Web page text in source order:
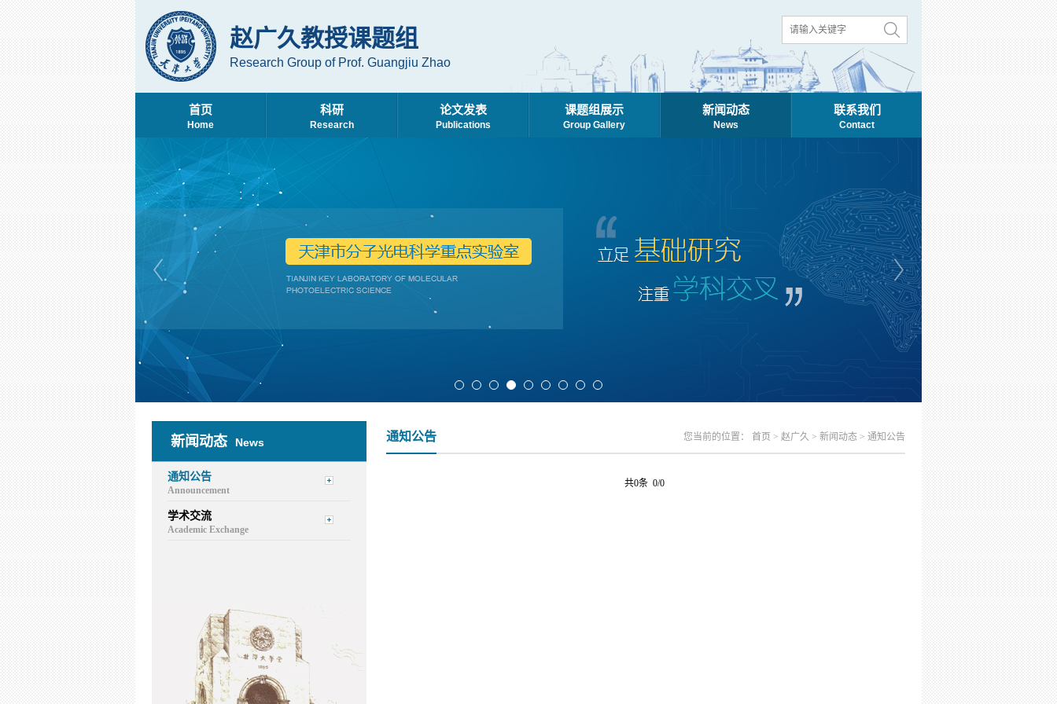
赵广久教授课题组
Research Group of Prof. Guangjiu Zhao
首页
Home
科研
Research
论文发表
Publications
课题组展示
Group Gallery
新闻动态
News
联系我们
Contact
新闻动态 News
通知公告
Announcement
学术交流
Academic Exchange
通知公告 您当前的位置： 首页 > 赵广久 > 新闻动态 > 通知公告
共0条 0/0